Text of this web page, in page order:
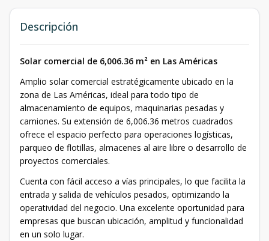
Descripción
Solar comercial de 6,006.36 m² en Las Américas
Amplio solar comercial estratégicamente ubicado en la
zona de Las Américas, ideal para todo tipo de
almacenamiento de equipos, maquinarias pesadas y
camiones. Su extensión de 6,006.36 metros cuadrados
ofrece el espacio perfecto para operaciones logísticas,
parqueo de flotillas, almacenes al aire libre o desarrollo de
proyectos comerciales.
Cuenta con fácil acceso a vías principales, lo que facilita la
entrada y salida de vehículos pesados, optimizando la
operatividad del negocio. Una excelente oportunidad para
empresas que buscan ubicación, amplitud y funcionalidad
en un solo lugar.